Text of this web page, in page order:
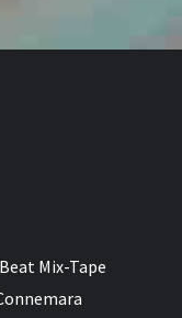
Mix-Tape